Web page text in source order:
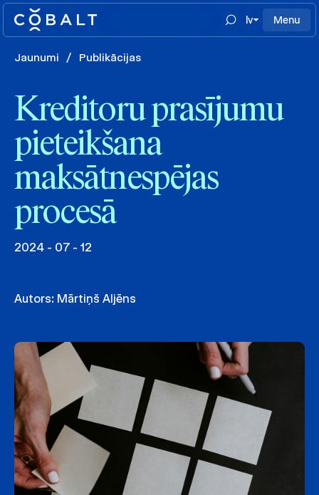
lv Menu
Jaunumi / Publikācijas
Kreditoru prasījumu
pieteikšana
maksātnespējas
procesā
2024 - 07 - 12
Autors: Mārtiņš Aljēns